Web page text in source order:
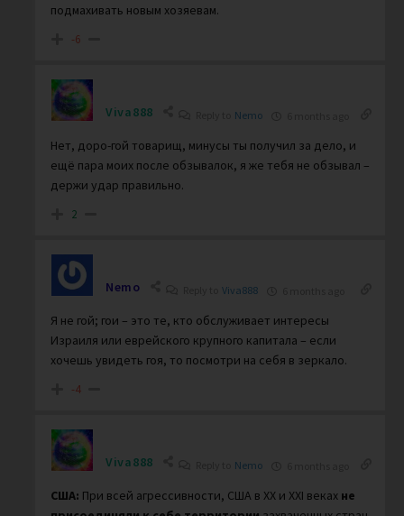
подмахивать новым хозяевам.
-6
Viva888 Nemo
Нет, доро-гой товарищ, минусы ты получил за дело, и
ещё пара моих после обзывалок, я же тебя не обзывал –
держи удар правильно.
2
Nemo Viva888
Я не гой; гои – это те, кто обслуживает интересы
Израиля или еврейского крупного капитала – если
хочешь увидеть гоя, то посмотри на себя в зеркало.
-4
Viva888 Nemo
США: При всей агрессивности, США в XX и XXI веках не